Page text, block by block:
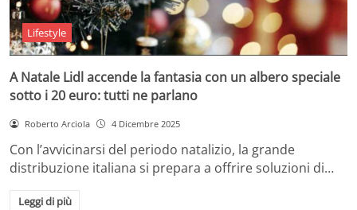
Lifestyle
A Natale Lidl accende la fantasia con un albero speciale
sotto i 20 euro: tutti ne parlano
Roberto Arciola 4 Dicembre 2025
Con l’avvicinarsi del periodo natalizio, la grande
distribuzione italiana si prepara a offrire soluzioni di…
Leggi di più